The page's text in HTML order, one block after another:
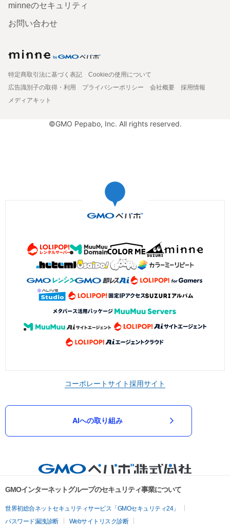
minneのセキュリティ
お問い合わせ
特定商取引法に基づく表記
Cookieの使用について
広告識別子の取得・利用
プライバシーポリシー 会社概要
採用情報
メディアキット
©GMO Pepabo, Inc. All rights reserved.
コーポレートサイト採用サイト
AIへの取り組み
GMOインターネットグループのセキュリティ事業について
世界初総合ネットセキュリティサービス「GMOセキュリティ24」
パスワード漏洩診断
Webサイトリスク診断